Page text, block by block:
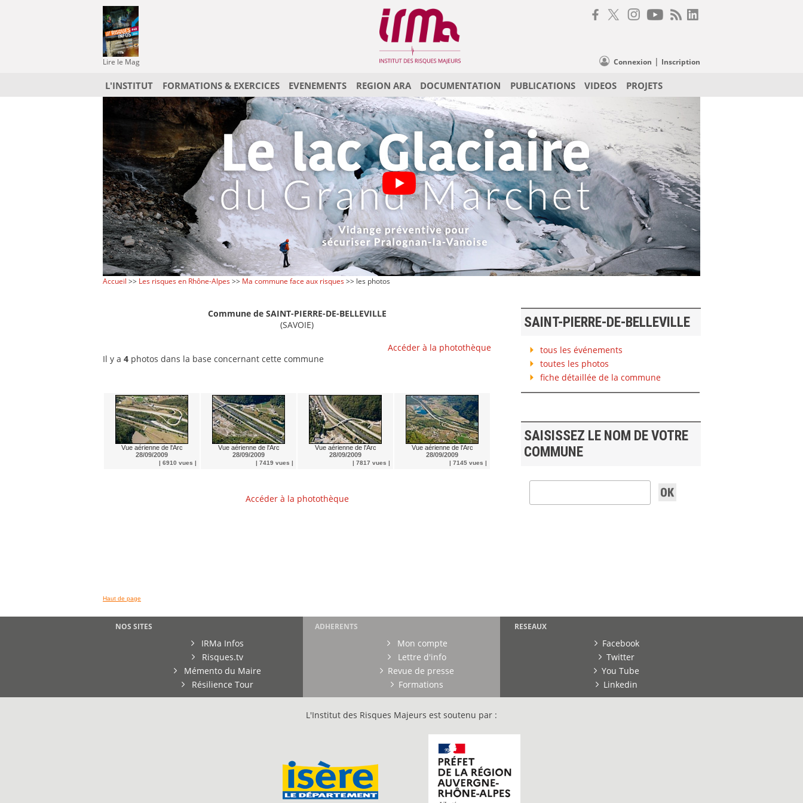
Lire le Mag Connexion | Inscription
L'INSTITUT FORMATIONS & EXERCICES EVENEMENTS REGION ARA DOCUMENTATION PUBLICATIONS VIDEOS PROJETS
Accueil >> Les risques en Rhône-Alpes>> Ma commune face aux risques>> les photos
Commune de SAINT-PIERRE-DE-BELLEVILLE
(SAVOIE)
Accéder à la photothèque
Il y a 4 photos dans la base concernant cette commune
Vue aérienne de l'Arc
28/09/2009
| 6910 vues |
Vue aérienne de l'Arc
28/09/2009
| 7419 vues |
Vue aérienne de l'Arc
28/09/2009
| 7817 vues |
Vue aérienne de l'Arc
28/09/2009
| 7145 vues |
Accéder à la photothèque
SAINT-PIERRE-DE-BELLEVILLE
tous les événements
toutes les photos
fiche détaillée de la commune
SAISISSEZ LE NOM DE VOTRE
COMMUNE
Haut de page
NOS SITES
IRMa Infos
Risques.tv
Mémento du Maire
Résilience Tour
ADHERENTS
Mon compte
Lettre d'info
Revue de presse
Formations
RESEAUX
Facebook
Twitter
You Tube
Linkedin
L'Institut des Risques Majeurs est soutenu par :